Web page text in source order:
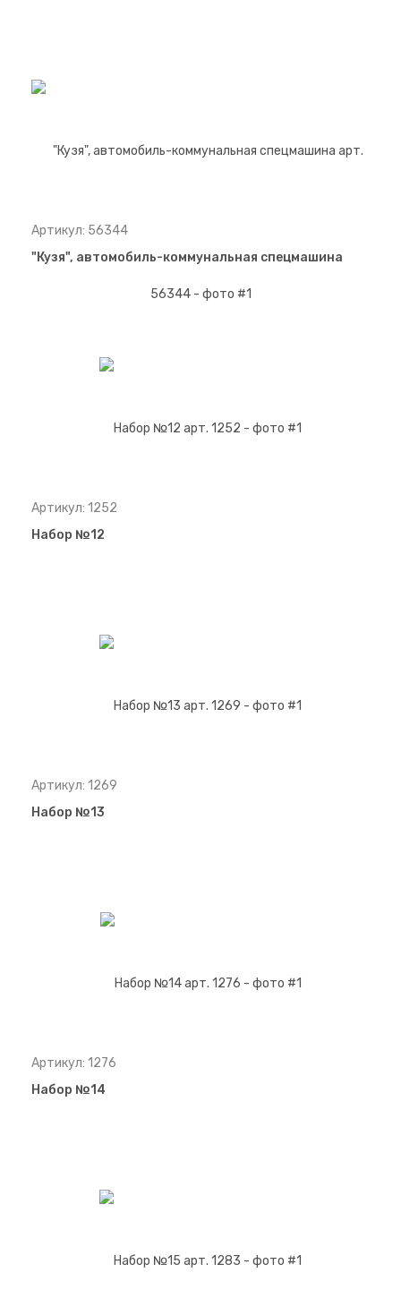
Артикул: 56344
"Кузя", автомобиль-коммунальная спецмашина
Артикул: 1252
Набор №12
Артикул: 1269
Набор №13
Артикул: 1276
Набор №14